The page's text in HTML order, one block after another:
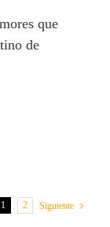
que
de
1 2 Siguiente